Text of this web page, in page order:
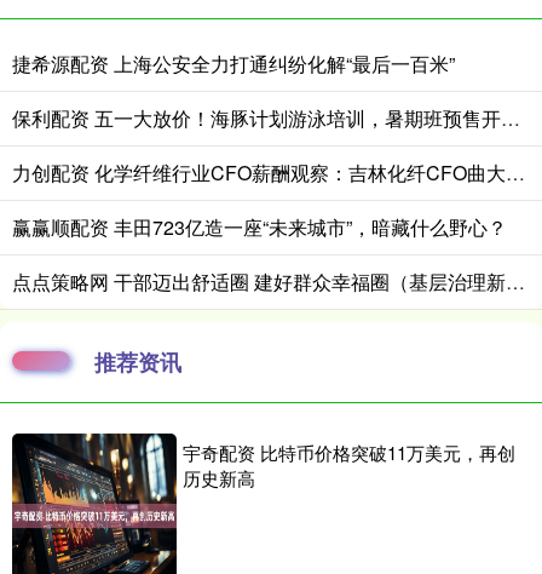
捷希源配资 上海公安全力打通纠纷化解“最后一百米”
保利配资 五一大放价！海豚计划游泳培训，暑期班预售开启，免费月卡限时送！
力创配资 化学纤维行业CFO薪酬观察：吉林化纤CFO曲大军年薪16万元行业垫底 仅是同行平均薪酬的四分之一
赢赢顺配资 丰田723亿造一座“未来城市”，暗藏什么野心？
点点策略网 干部迈出舒适圈 建好群众幸福圈（基层治理新实践）
推荐资讯
宇奇配资 比特币价格突破11万美元，再创
历史新高